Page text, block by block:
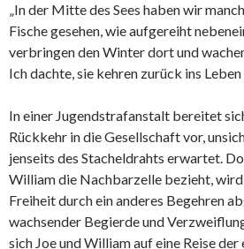
„In der Mitte des Sees haben wir
Fische gesehen, wie aufgereiht
verbringen den Winter dort und
Ich dachte, sie kehren zurück ins
In einer Jugendstrafanstalt bereitet
Rückkehr in die Gesellschaft vor,
jenseits des Stacheldrahts erwartet.
William die Nachbarzelle bezieht, wird
Freiheit durch ein anderes Begehren
wachsender Begierde und
sich Joe und William auf eine Reise